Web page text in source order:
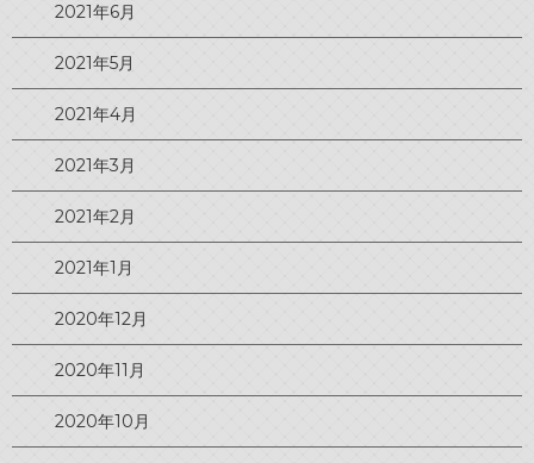
2021年6月
2021年5月
2021年4月
2021年3月
2021年2月
2021年1月
2020年12月
2020年11月
2020年10月